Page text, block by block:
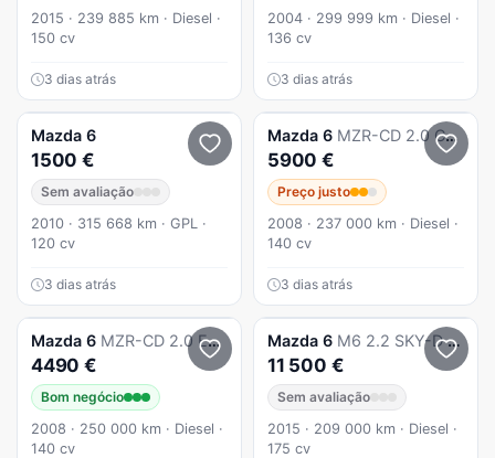
2015 · 239 885 km · Diesel ·
150 cv
3 dias atrás
2004 · 299 999 km · Diesel ·
136 cv
3 dias atrás
Mazda 6
1500 €
Sem avaliação
2010 · 315 668 km · GPL ·
120 cv
3 dias atrás
Mazda 6 MZR-CD 2.0 Comfort
5900 €
Preço justo
2008 · 237 000 km · Diesel ·
140 cv
3 dias atrás
Mazda 6 MZR-CD 2.0 Exclusive
4490 €
Bom negócio
2008 · 250 000 km · Diesel ·
140 cv
Mazda 6 M6 2.2 SKY-D Excellence Navi
11 500 €
Sem avaliação
2015 · 209 000 km · Diesel ·
175 cv